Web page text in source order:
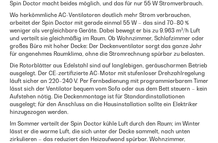
Spin Doctor macht beides möglich, und das für nur 55 W Stromverbrauch.
Wo herkömmliche AC-Ventilatoren deutlich mehr Strom verbrauchen,
arbeitet der Spin Doctor mit gerade einmal 55 W – das sind 70–80 %
weniger als vergleichbare Geräte. Dabei bewegt er bis zu 9.963 m³/h Luft
und verteilt sie gleichmäßig im Raum. Ob Wohnzimmer, Schlafzimmer oder
großes Büro mit hoher Decke: Der Deckenventilator sorgt das ganze Jahr
für angenehmes Raumklima, ohne die Stromrechnung spürbar zu belasten.
Die Rotorblätter aus Edelstahl sind auf langlebigen, geräuscharmen Betrieb
ausgelegt. Der CE-zertifizierte AC-Motor mit stufenloser Drehzahlregelung
läuft sicher an 220–240 V. Per Fernbedienung mit programmierbarem Timer
lässt sich der Ventilator bequem vom Sofa oder aus dem Bett steuern – kein
Aufstehen nötig. Die Deckenmontage ist für Standardinstallationen
ausgelegt; für den Anschluss an die Hausinstallation sollte ein Elektriker
hinzugezogen werden.
Im Sommer verteilt der Spin Doctor kühle Luft durch den Raum; im Winter
lässt er die warme Luft, die sich unter der Decke sammelt, nach unten
zirkulieren – das reduziert den Heizaufwand spürbar. Wohnzimmer,